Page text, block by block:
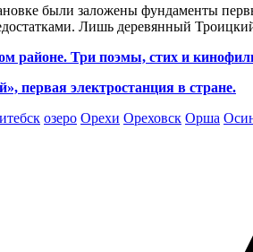
были заложены фундаменты
Лишь деревянный
районе. Три поэмы, стих и
первая электростанция в стране.
озеро Орехи Ореховск Орша